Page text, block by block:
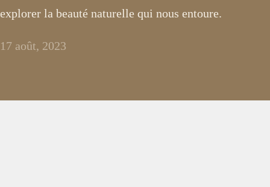
explorer la beauté naturelle qui nous entoure.
17 août, 2023